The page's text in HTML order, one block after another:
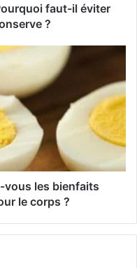
faut-il éviter
?
vous les bienfaits
le corps ?